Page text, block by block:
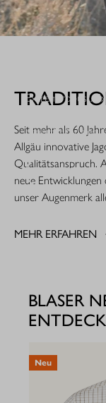
Extrem robust.
gemacht für den
MEHR
Seit mehr als 60
Allgäu innovative
Qualitätsanspruch.
neue
unser Augenmerk
MEHR ERFAHREN
BLASER
Neu